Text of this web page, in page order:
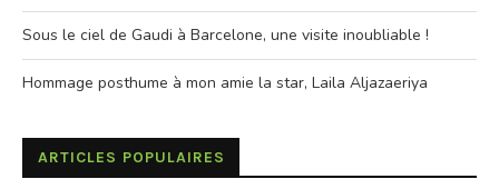
Sous le ciel de Gaudi à Barcelone, une visite inoubliable !
Hommage posthume à mon amie la star, Laila Aljazaeriya
ARTICLES POPULAIRES